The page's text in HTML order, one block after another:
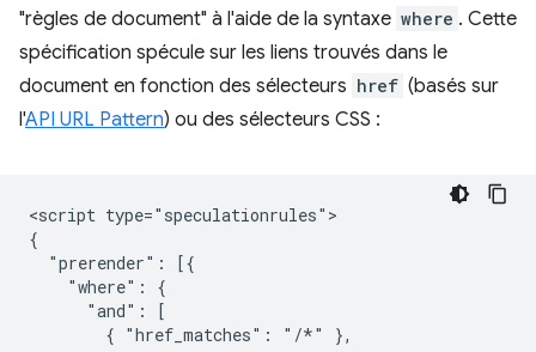
"règles de document" à l'aide de la syntaxe where . Cette
spécification spécule sur les liens trouvés dans le
document en fonction des sélecteurs href (basés sur
l'API URL Pattern) ou des sélecteurs CSS :
<script type="speculationrules">
{
  "prerender": [{
    "where": {
      "and": [
        { "href_matches": "/*" },